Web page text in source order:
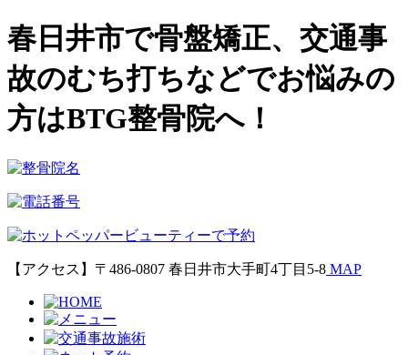
春日井市で骨盤矯正、交通事
故のむち打ちなどでお悩みの
方はBTG整骨院へ！
【アクセス】〒486-0807 春日井市大手町4丁目5-8 MAP